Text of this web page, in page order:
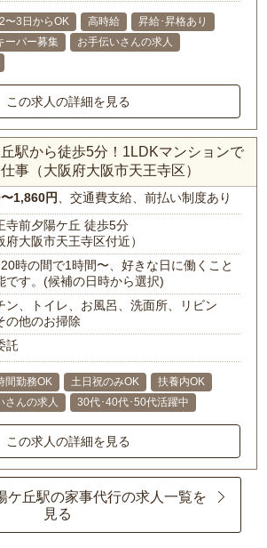
〜3日からOK 高時給
昇給･昇格あり
ーパー募集
お手伝いさんの求人
この求人の詳細を見る
駅から徒歩5分！1LDKマンションで
事（大阪府大阪市天王寺区）
1,860円、交通費支給、前払い制度あり
寺前夕陽ケ丘 徒歩5分
府大阪市天王寺区付近）
時の間で1時間〜、好きな日に働くこと
です。(候補の日時から選択)
ン、トイレ、お風呂、洗面所、リビン
の他のお掃除
託
間勤務OK 土日祝のみOK
扶養内OK
さんの求人 30代･40代･50代活躍中
この求人の詳細を見る
ケ丘駅の家事代行の求人一覧を
見る